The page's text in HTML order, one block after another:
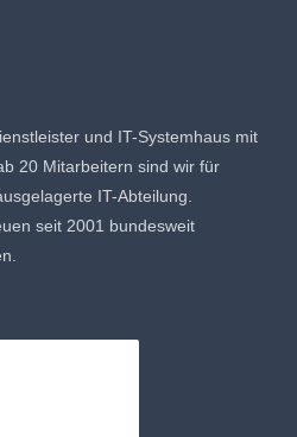
und IT-Systemhaus mit
20 Mitarbeitern sind wir für
IT-Abteilung.
seit 2001 bundesweit